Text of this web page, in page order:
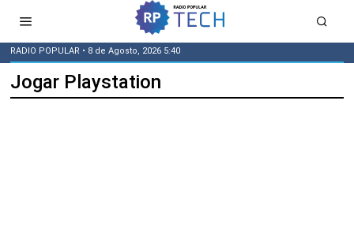
RADIO POPULAR • 8 de Agosto, 2026 5:40
Jogar Playstation